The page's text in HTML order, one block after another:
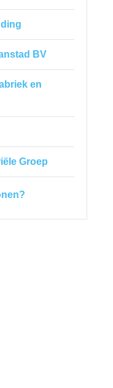
BV
en
Groep